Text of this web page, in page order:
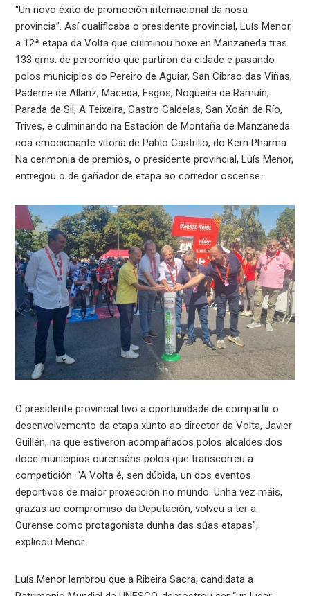
“Un novo éxito de promoción internacional da nosa
provincia”. Así cualificaba o presidente provincial, Luís Menor,
a 12ª etapa da Volta que culminou hoxe en Manzaneda tras
133 qms. de percorrido que partiron da cidade e pasando
polos municipios do Pereiro de Aguiar, San Cibrao das Viñas,
Paderne de Allariz, Maceda, Esgos, Nogueira de Ramuín,
Parada de Sil, A Teixeira, Castro Caldelas, San Xoán de Río,
Trives, e culminando na Estación de Montaña de Manzaneda
coa emocionante vitoria de Pablo Castrillo, do Kern Pharma.
Na cerimonia de premios, o presidente provincial, Luís Menor,
entregou o de gañador de etapa ao corredor oscense.
O presidente provincial tivo a oportunidade de compartir o
desenvolvemento da etapa xunto ao director da Volta, Javier
Guillén, na que estiveron acompañados polos alcaldes dos
doce municipios ourensáns polos que transcorreu a
competición. “A Volta é, sen dúbida, un dos eventos
deportivos de maior proxección no mundo. Unha vez máis,
grazas ao compromiso da Deputación, volveu a ter a
Ourense como protagonista dunha das súas etapas”,
explicou Menor.
Luís Menor lembrou que a Ribeira Sacra, candidata a